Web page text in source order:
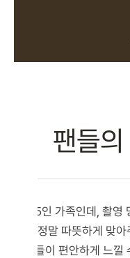
팬들의
저희는 5인 가족인데, 촬영
났을 때 정말 따뜻하게 맞
히 아이들이 편안하게 느낄